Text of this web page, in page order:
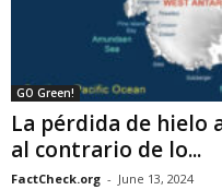
GO Green!
La pérdida de hielo
al contrario de lo...
FactCheck.org - June 13, 2024